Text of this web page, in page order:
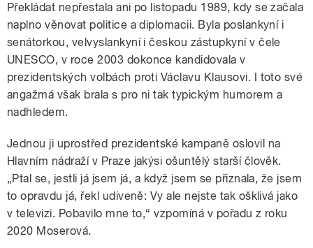
Překládat nepřestala ani po listopadu 1989, kdy se začala
naplno věnovat politice a diplomacii. Byla poslankyní i
senátorkou, velvyslankyní i českou zástupkyní v čele
UNESCO, v roce 2003 dokonce kandidovala v
prezidentských volbách proti Václavu Klausovi. I toto své
angažmá však brala s pro ni tak typickým humorem a
nadhledem.
Jednou ji uprostřed prezidentské kampaně oslovil na
Hlavním nádraží v Praze jakýsi ošuntělý starší člověk.
„Ptal se, jestli já jsem já, a když jsem se přiznala, že jsem
to opravdu já, řekl udiveně: Vy ale nejste tak ošklivá jako
v televizi. Pobavilo mne to,“ vzpomíná v pořadu z roku
2020 Moserová.